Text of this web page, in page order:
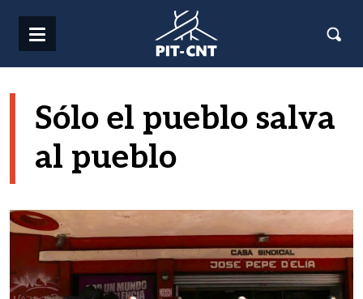
Sólo el pueblo salva
al pueblo
Imagen